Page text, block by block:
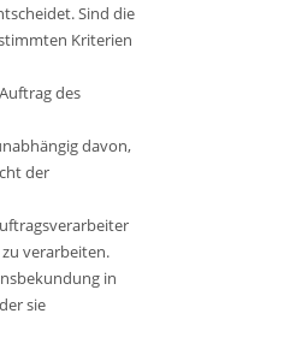
Sind die
Kriterien
des
davon,
der
verarbeiten.
in
sie